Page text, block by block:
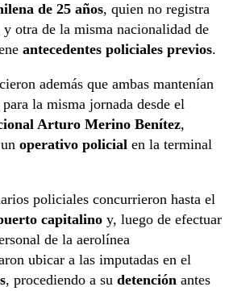
de 25 años, quien no registra
y otra de la misma nacionalidad de
antecedentes policiales previos.
además que ambas mantenían
la misma jornada desde el
Arturo Merino Benítez,
operativo policial en la terminal
policiales concurrieron hasta el
capitalino y, luego de efectuar
de la aerolínea
ubicar a las imputadas en el
, procediendo a su detención antes